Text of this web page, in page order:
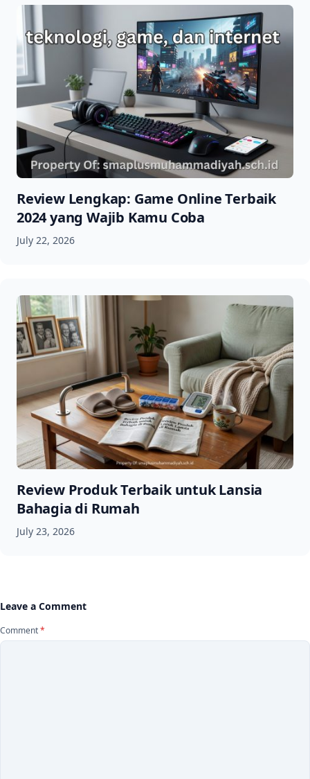
Review Lengkap: Game Online Terbaik
2024 yang Wajib Kamu Coba
July 22, 2026
Review Produk Terbaik untuk Lansia
Bahagia di Rumah
July 23, 2026
Leave a Comment
Comment*